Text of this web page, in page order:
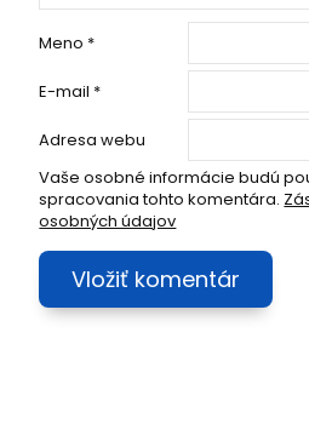
Meno *
E-mail *
Adresa webu
Vaše osobné informácie budú
spracovania tohto komentára.
osobných údajov